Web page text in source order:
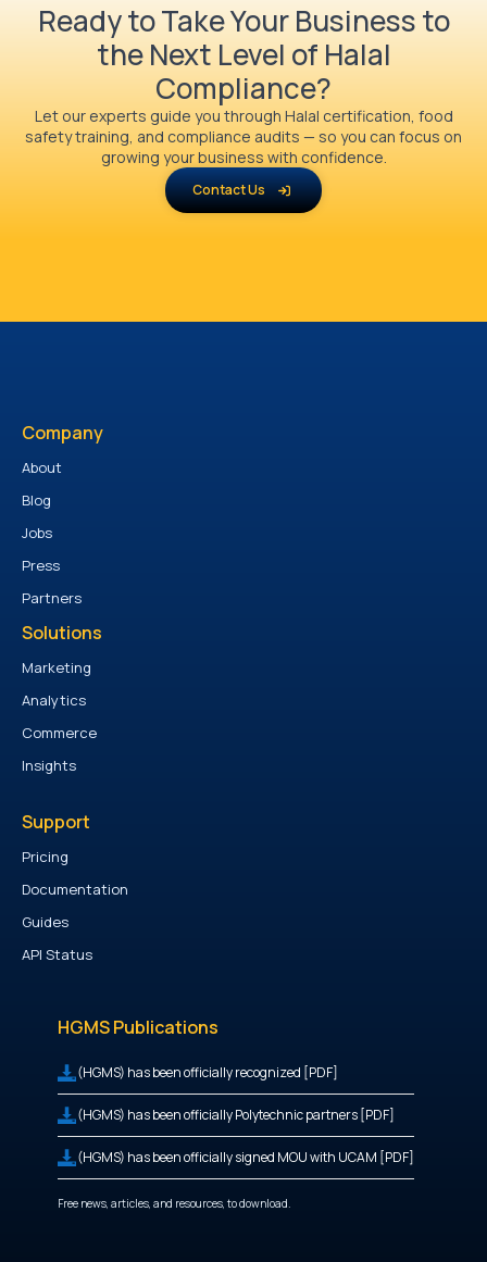
Ready to Take Your Business to
the Next Level of Halal
Compliance?
Let our experts guide you through Halal certification, food
safety training, and compliance audits — so you can focus on
growing your business with confidence.
Contact Us
Company
About
Blog
Jobs
Press
Partners
Solutions
Marketing
Analytics
Commerce
Insights
Support
Pricing
Documentation
Guides
API Status
HGMS Publications
(HGMS) has been officially recognized [PDF]
(HGMS) has been officially Polytechnic partners [PDF]
(HGMS) has been officially signed MOU with UCAM [PDF]
Free news, articles, and resources, to download.